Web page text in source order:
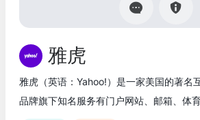
雅虎
雅虎（英语：Yahoo!）是一家美国的著名
品牌旗下知名服务有门户网站、邮箱、体